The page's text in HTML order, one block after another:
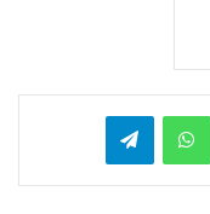
واتساب